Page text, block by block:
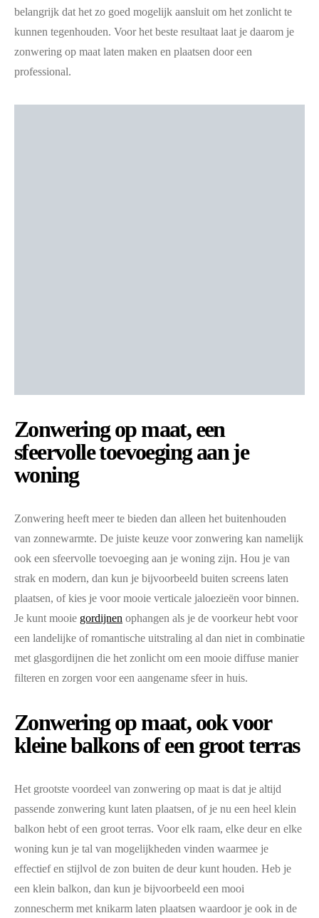
belangrijk dat het zo goed mogelijk aansluit om het zonlicht te
kunnen tegenhouden. Voor het beste resultaat laat je daarom je
zonwering op maat laten maken en plaatsen door een
professional.
Zonwering op maat, een
sfeervolle toevoeging aan je
woning
Zonwering heeft meer te bieden dan alleen het buitenhouden
van zonnewarmte. De juiste keuze voor zonwering kan namelijk
ook een sfeervolle toevoeging aan je woning zijn. Hou je van
strak en modern, dan kun je bijvoorbeeld buiten screens laten
plaatsen, of kies je voor mooie verticale jaloezieën voor binnen.
Je kunt mooie gordijnen ophangen als je de voorkeur hebt voor
een landelijke of romantische uitstraling al dan niet in combinatie
met glasgordijnen die het zonlicht om een mooie diffuse manier
filteren en zorgen voor een aangename sfeer in huis.
Zonwering op maat, ook voor
kleine balkons of een groot terras
Het grootste voordeel van zonwering op maat is dat je altijd
passende zonwering kunt laten plaatsen, of je nu een heel klein
balkon hebt of een groot terras. Voor elk raam, elke deur en elke
woning kun je tal van mogelijkheden vinden waarmee je
effectief en stijlvol de zon buiten de deur kunt houden. Heb je
een klein balkon, dan kun je bijvoorbeeld een mooi
zonnescherm met knikarm laten plaatsen waardoor je ook in de